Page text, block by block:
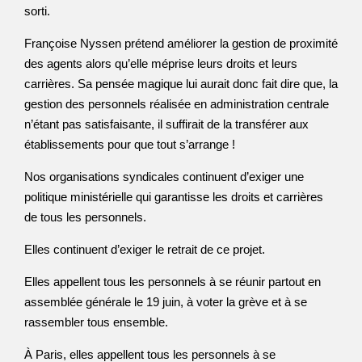
sorti.
Françoise Nyssen prétend améliorer la gestion de proximité
des agents alors qu’elle méprise leurs droits et leurs
carrières. Sa pensée magique lui aurait donc fait dire que, la
gestion des personnels réalisée en administration centrale
n’étant pas satisfaisante, il suffirait de la transférer aux
établissements pour que tout s’arrange !
Nos organisations syndicales continuent d’exiger une
politique ministérielle qui garantisse les droits et carrières
de tous les personnels.
Elles continuent d’exiger le retrait de ce projet.
Elles appellent tous les personnels à se réunir partout en
assemblée générale le 19 juin, à voter la grève et à se
rassembler tous ensemble.
À Paris, elles appellent tous les personnels à se